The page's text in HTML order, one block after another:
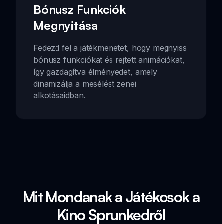
Bónusz Funkciók
Megnyitása
Fedezd fel a játékmenetet, hogy megnyiss
bónusz funkciókat és rejtett animációkat,
így gazdagítva élményedet, amely
dinamizálja a mesélést zenei
alkotásaidban.
Mit Mondanak a Játékosok a
Kino Sprunkedről